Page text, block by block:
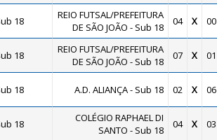
18
REIO FUTSAL/PREFEITURA
DE SÃO JOÃO - Sub 18
04 X 00
18
REIO FUTSAL/PREFEITURA
DE SÃO JOÃO - Sub 18
07 X 01
18 A.D. ALIANÇA - Sub 18 02 X 06
18
COLÉGIO RAPHAEL DI
SANTO - Sub 18
04 X 03